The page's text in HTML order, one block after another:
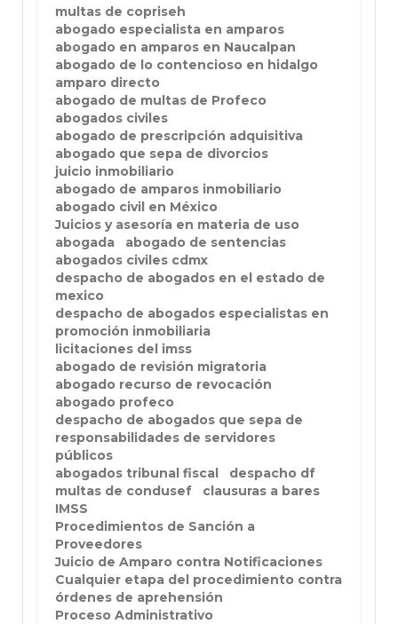
multas de copriseh
abogado especialista en amparos
abogado en amparos en Naucalpan
abogado de lo contencioso en hidalgo
amparo directo
abogado de multas de Profeco
abogados civiles
abogado de prescripción adquisitiva
abogado que sepa de divorcios
juicio inmobiliario
abogado de amparos inmobiliario
abogado civil en México
Juicios y asesoría en materia de uso
abogada
abogado de sentencias
abogados civiles cdmx
despacho de abogados en el estado de
mexico
despacho de abogados especialistas en
promoción inmobiliaria
licitaciones del imss
abogado de revisión migratoria
abogado recurso de revocación
abogado profeco
despacho de abogados que sepa de
responsabilidades de servidores
públicos
abogados tribunal fiscal
despacho df
multas de condusef
clausuras a bares
IMSS
Procedimientos de Sanción a
Proveedores
Juicio de Amparo contra Notificaciones
Cualquier etapa del procedimiento contra
órdenes de aprehensión
Proceso Administrativo